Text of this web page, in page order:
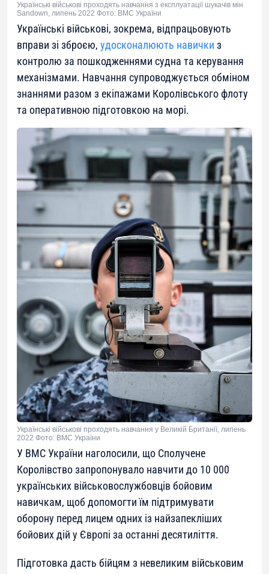
Українські військові проходять навчання з експлуатації шукачів мін
Sandown, липень 2022 Фото: ВМС України
Українські військові, зокрема, відпрацьовують
вправи зі зброєю, удосконалюють навички з
контролю за пошкодженнями судна та керування
механізмами. Навчання супроводжується обміном
знаннями разом з екіпажами Королівського флоту
та оперативною підготовкою на морі.
Українські військові проходять навчання у Великій Британії, липень
2022 Фото: ВМС України
У ВМС України наголосили, що Сполучене
Королівство запропонувало навчити до 10 000
українських військовослужбовців бойовим
навичкам, щоб допомогти їм підтримувати
оборону перед лицем одних із найзапекліших
бойових дій у Європі за останні десятиліття.
Підготовка дасть бійцям з невеликим військовим